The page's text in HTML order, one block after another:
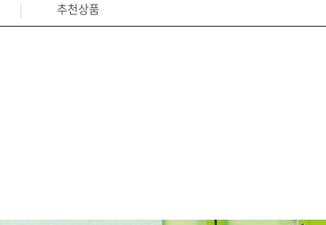
추천상품